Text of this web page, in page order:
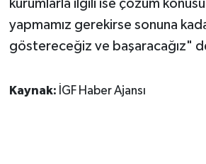
kurumlarla ilgili ise çözüm
yapmamız gerekirse sonuna
göstereceğiz ve başaracağız"
Kaynak: İGF Haber Ajansı